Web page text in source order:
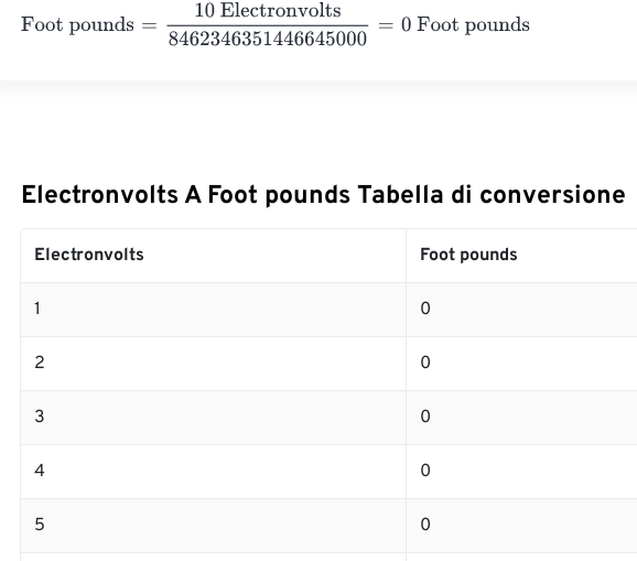
Foot pounds = 10 Electronvolts8462346351446645000 Foot pounds
Electronvolts A Foot pounds Tabella di conversione
Electronvolts Foot pounds
1 0
2 0
3 0
4 0
5 0